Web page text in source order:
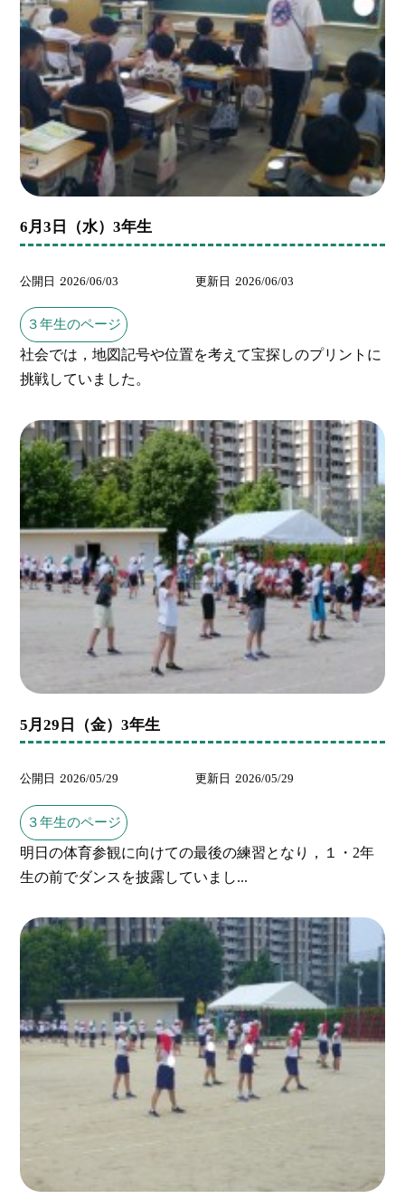
6月3日（水）3年生
公開日 2026/06/03 更新日 2026/06/03
３年生のページ
社会では，地図記号や位置を考えて宝探しのプリントに
挑戦していました。
5月29日（金）3年生
公開日 2026/05/29 更新日 2026/05/29
３年生のページ
明日の体育参観に向けての最後の練習となり，１・2年
生の前でダンスを披露していまし...